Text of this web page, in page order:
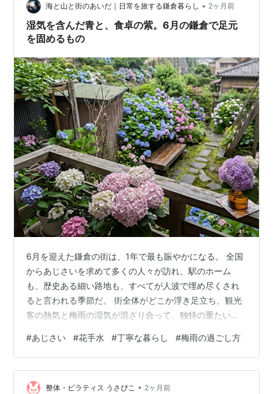
に体力を使う季節です。 この記事では、そんな雨の日に
わが家で実際にやってみて「これは…
海と山と街のあいだ｜日常を旅する鎌倉暮らし • 2ヶ月前
湿気を含んだ青と、食卓の紫。6月の鎌倉で足元
を固めるもの
6月を迎えた鎌倉の街は、1年で最も賑やかになる。 全国
からあじさいを求めて多くの人々が訪れ、駅のホーム
も、歴史ある細い路地も、すべてが人波で埋め尽くされ
ると言われる季節だ。 街全体がどこか浮き足立ち、観光
客の熱気と梅雨の湿気が混ざり合って、独特の重たい空
のなかに飛び込むことはしない。 人混みを上手に避ける
ための「お気に入りの空いている場所」なら、いくつか
頭の中に地図がある。 たとえば、少し足を延ばした葉山
の「しおさい公園」などは、静かに時間を過ごすには本
#あじさい #花手水 #丁寧な暮らし #梅雨の過ごし方
整体・ピラティス うさぴこ • 2ヶ月前